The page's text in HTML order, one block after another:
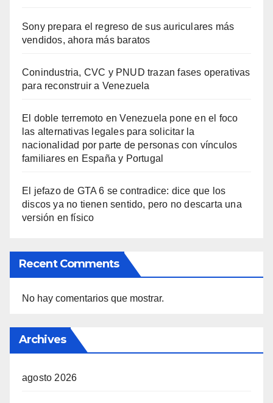
Sony prepara el regreso de sus auriculares más
vendidos, ahora más baratos
Conindustria, CVC y PNUD trazan fases operativas
para reconstruir a Venezuela
El doble terremoto en Venezuela pone en el foco
las alternativas legales para solicitar la
nacionalidad por parte de personas con vínculos
familiares en España y Portugal
El jefazo de GTA 6 se contradice: dice que los
discos ya no tienen sentido, pero no descarta una
versión en físico
Recent Comments
No hay comentarios que mostrar.
Archives
agosto 2026